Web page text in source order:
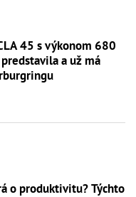
45 s výkonom 680
a už má
o produktivitu? Týchto